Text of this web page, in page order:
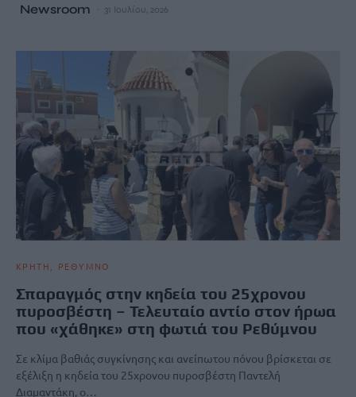
Newsroom 31 Ιουλίου, 2026
ΚΡΗΤΗ ΡΕΘΥΜΝΟ
Σπαραγμός στην κηδεία του 25χρονου
πυροσβέστη – Τελευταίο αντίο στον ήρωα
που «χάθηκε» στη φωτιά του Ρεθύμνου
Σε κλίμα βαθιάς συγκίνησης και ανείπωτου πόνου βρίσκεται σε
εξέλιξη η κηδεία του 25χρονου πυροσβέστη Παντελή
Διαμαντάκη, ο…